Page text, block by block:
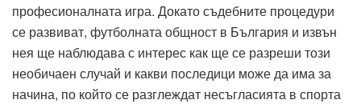
професионалната игра. Докато съдебните процедури
се развиват, футболната общност в България и извън
нея ще наблюдава с интерес как ще се разреши този
необичаен случай и какви последици може да има за
начина, по който се разглеждат несъгласията в спорта